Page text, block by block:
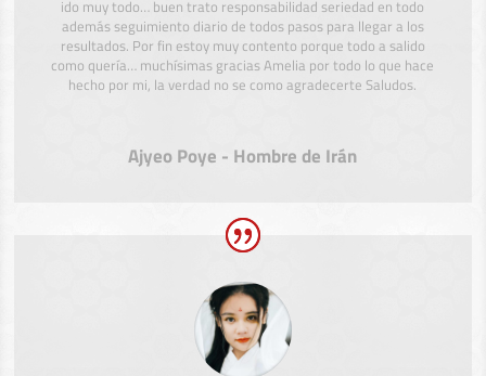
ido muy todo… buen trato responsabilidad seriedad en todo
además seguimiento diario de todos pasos para llegar a los
resultados. Por fin estoy muy contento porque todo a salido
como quería… muchísimas gracias Amelia por todo lo que hace
hecho por mi, la verdad no se como agradecerte Saludos.
Ajyeo Poye - Hombre de Irán